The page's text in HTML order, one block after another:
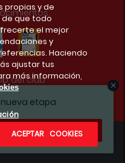
etapa
del club
propias y de
que todo
el mejor
y
Haciendo
ajustar tus
más información,
ACEPTAR COOKIES